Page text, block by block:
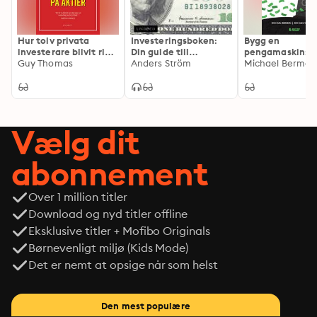
systemet och Wall Street-börsen. Tio år senare hade
deras företag Pan Capital tjänat över 4 miljarder
kronor på aktier.
Hur tolv privata
investerare blivit rika
på aktier
Guy Thomas
Investeringsboken:
Din guide till
ekonomiskt
Anders Ström
Bygg en
pengamaskin:
AdWords för
Vælg dit
abonnement
Over 1 million titler
Download og nyd titler offline
Eksklusive titler + Mofibo Originals
Børnevenligt miljø (Kids Mode)
Det er nemt at opsige når som helst
Den mest populære